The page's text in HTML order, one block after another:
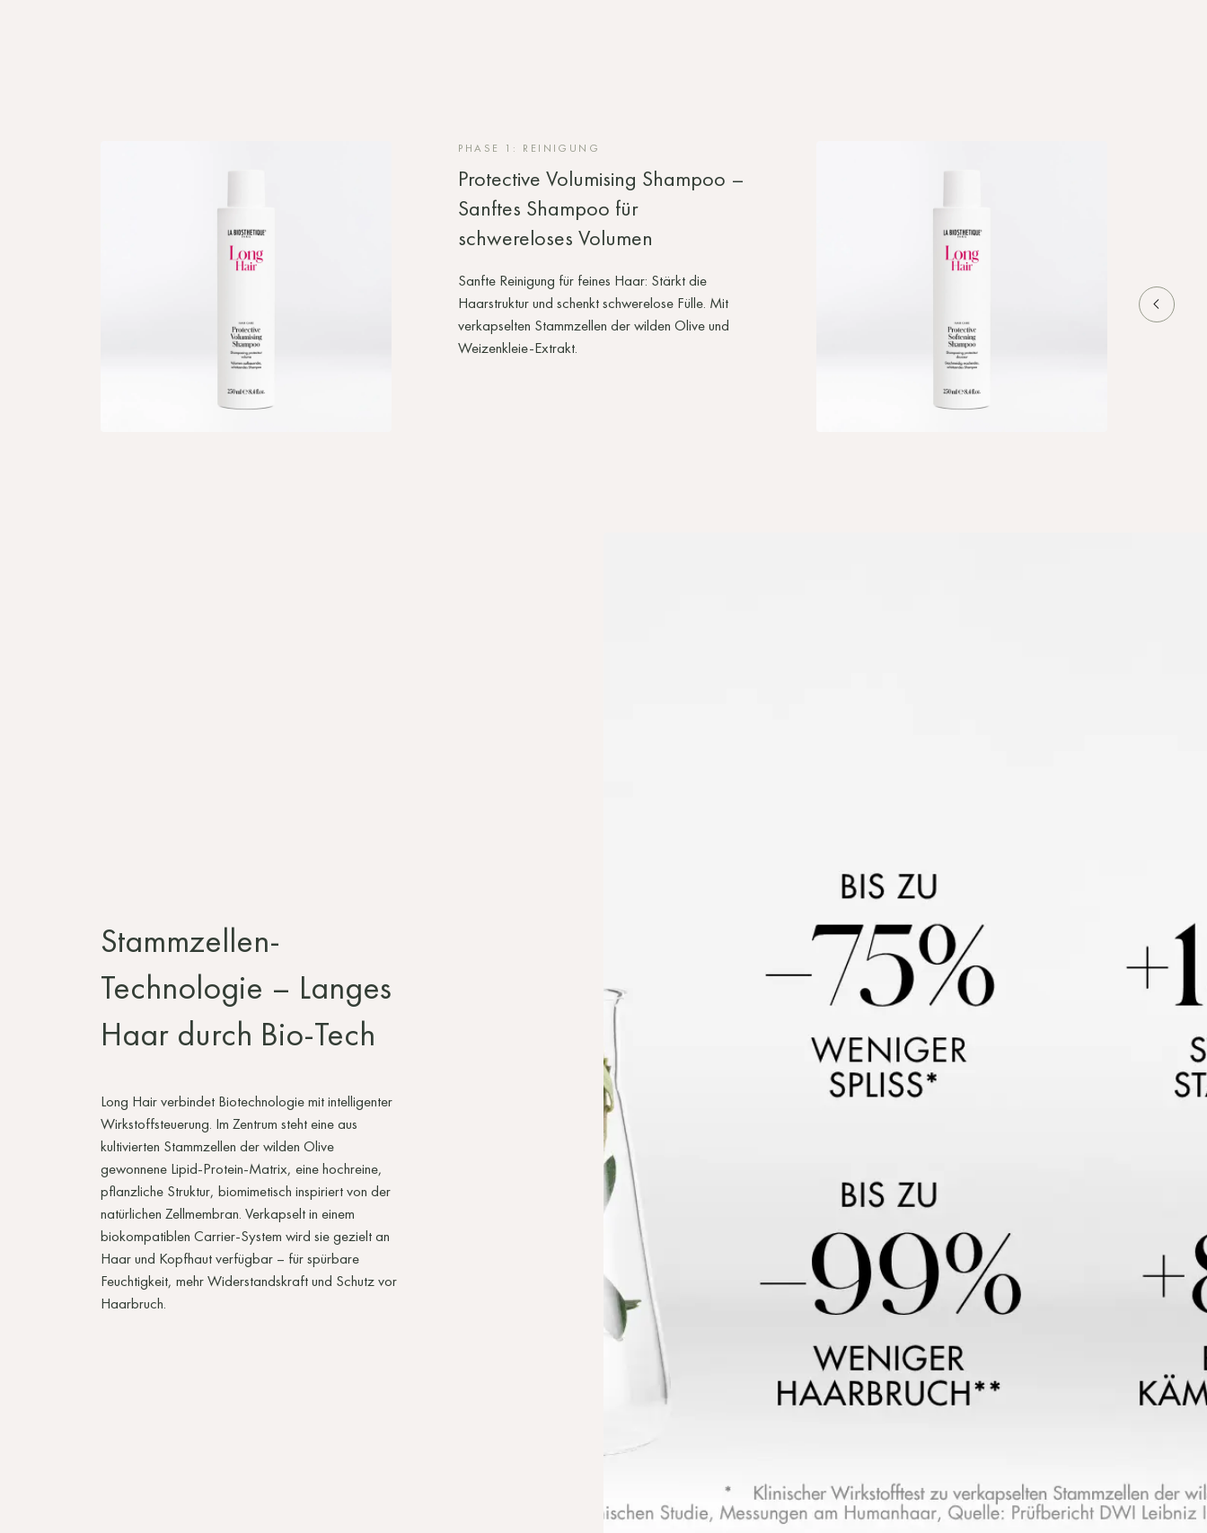
PHASE 1: REINIGUNG
Protective Volumising Shampoo –
Sanftes Shampoo für
schwereloses Volumen
Sanfte Reinigung für feines Haar: Stärkt die
Haarstruktur und schenkt schwerelose Fülle. Mit
verkapselten Stammzellen der wilden Olive und
Weizenkleie-Extrakt.
Stammzellen-
Technologie – Langes
Haar durch Bio-Tech
Long Hair verbindet Biotechnologie mit intelligenter
Wirkstoffsteuerung. Im Zentrum steht eine aus
kultivierten Stammzellen der wilden Olive
gewonnene Lipid-Protein-Matrix, eine hochreine,
pflanzliche Struktur, biomimetisch inspiriert von der
natürlichen Zellmembran. Verkapselt in einem
biokompatiblen Carrier-System wird sie gezielt an
Haar und Kopfhaut verfügbar – für spürbare
Feuchtigkeit, mehr Widerstandskraft und Schutz vor
Haarbruch.